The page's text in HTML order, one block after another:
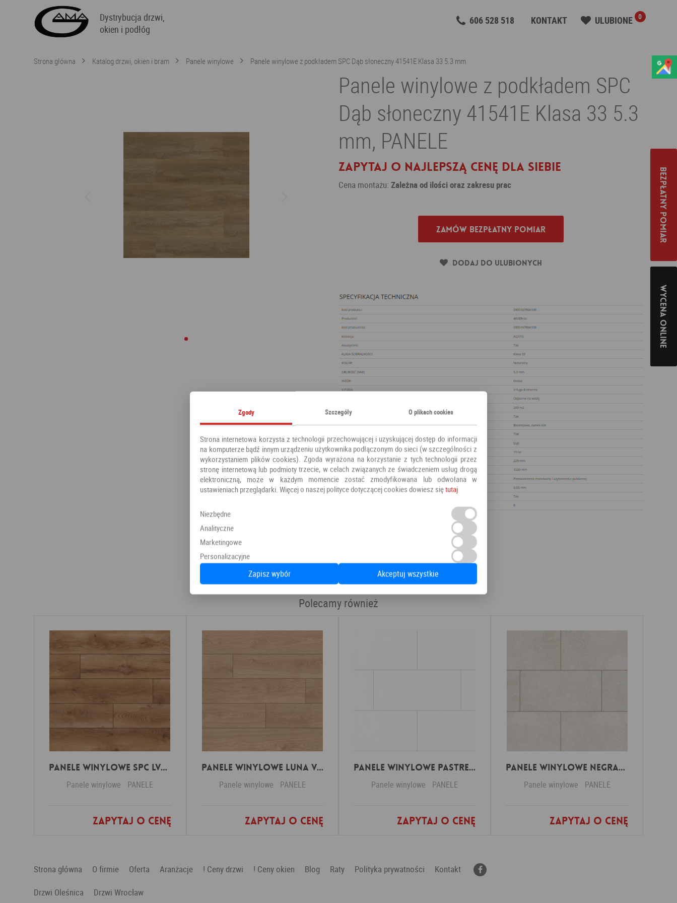
Dystrybucja drzwi,
okien i podłóg
606 528 518 KONTAKT ULUBIONE 0
Strona główna Katalog drzwi, okien i bram Panele winylowe Panele winylowe z podkładem SPC Dąb słoneczny 41541E Klasa 33 5.3 mm
Panele winylowe z podkładem SPC
Dąb słoneczny 41541E Klasa 33 5.3
mm, PANELE
Zapytaj o najlepszą cenę dla siebie
Cena montażu: Zależna od ilości oraz zakresu prac
Zamów bezpłatny pomiar
Dodaj do ulubionych
Producent:PANELE
Polecamy również
Panele Winylowe SPC LVT Besancon 54641 Klasa 34 4.5 mm
Panele winylowe PANELE
Zapytaj o cenę
Dodaj do ulubionych
Panele winylowe Luna virgin white 57588 Klasa 34 3 mm
Panele winylowe PANELE
Zapytaj o cenę
Dodaj do ulubionych
Panele winylowe Pastrengo marmor beige 57590 Klasa 34 3 mm
Panele winylowe PANELE
Zapytaj o cenę
Dodaj do ulubionych
Panele winylowe Negrar off black 57614 Klasa 34 3 mm
Panele winylowe PANELE
Zapytaj o cenę
Dodaj do ulubionych
Strona główna O firmie Oferta Aranżacje ! Ceny drzwi ! Ceny okien Blog Raty Polityka prywatności
Kontakt
Drzwi Oleśnica
Drzwi Wrocław
Bezpłatny pomiar
Wycena online
Zgody Szczegóły O plikach cookies
Strona internetowa korzysta z technologii przechowującej i uzyskującej dostęp do informacji
na komputerze bądź innym urządzeniu użytkownika podłączonym do sieci (w szczególności z
wykorzystaniem plików cookies). Zgoda wyrażona na korzystanie z tych technologii przez
stronę internetową lub podmioty trzecie, w celach związanych ze świadczeniem usług drogą
elektroniczną, może w każdym momencie zostać zmodyfikowana lub odwołana w
ustawieniach przeglądarki. Więcej o naszej polityce dotyczącej cookies dowiesz siętutaj
Niezbędne
Analityczne
Marketingowe
Personalizacyjne
Zapisz wybór Akceptuj wszystkie